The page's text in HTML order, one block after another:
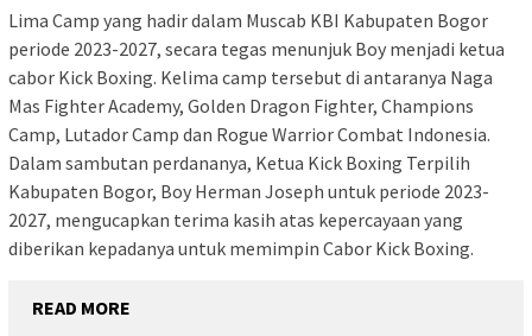
Lima Camp yang hadir dalam Muscab KBI Kabupaten Bogor
periode 2023-2027, secara tegas menunjuk Boy menjadi ketua
cabor Kick Boxing. Kelima camp tersebut di antaranya Naga
Mas Fighter Academy, Golden Dragon Fighter, Champions
Camp, Lutador Camp dan Rogue Warrior Combat Indonesia.
Dalam sambutan perdananya, Ketua Kick Boxing Terpilih
Kabupaten Bogor, Boy Herman Joseph untuk periode 2023-
2027, mengucapkan terima kasih atas kepercayaan yang
diberikan kepadanya untuk memimpin Cabor Kick Boxing.
READ MORE